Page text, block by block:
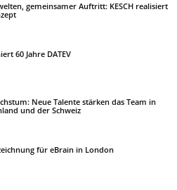
gemeinsamer Auftritt: KESCH realisiert
60 Jahre DATEV
Neue Talente stärken das Team in
und der Schweiz
für eBrain in London